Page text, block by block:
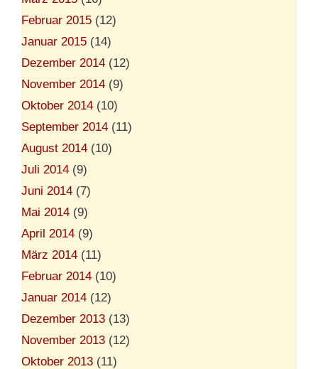
Februar 2015 (12)
Januar 2015 (14)
Dezember 2014 (12)
November 2014 (9)
Oktober 2014 (10)
September 2014 (11)
August 2014 (10)
Juli 2014 (9)
Juni 2014 (7)
Mai 2014 (9)
April 2014 (9)
März 2014 (11)
Februar 2014 (10)
Januar 2014 (12)
Dezember 2013 (13)
November 2013 (12)
Oktober 2013 (11)